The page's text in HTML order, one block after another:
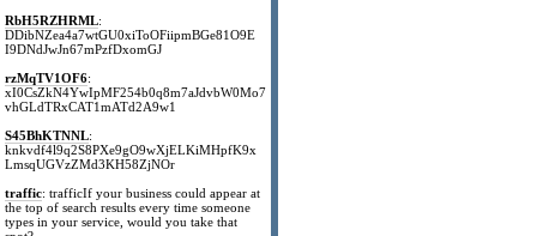
RbH5RZHRML:
DDibNZea4a7wtGU0xiToOFiipmBGe81O9E
I9DNdJwJn67mPzfDxomGJ
rzMqTV1OF6:
xI0CsZkN4YwIpMF254b0q8m7aJdvbW0Mo7
vhGLdTRxCAT1mATd2A9w1
S45BhKTNNL:
knkvdf4l9q2S8PXe9gO9wXjELKiMHpfK9x
LmsqUGVzZMd3KH58ZjNOr
traffic: trafficIf your business could appear at
the top of search results every time someone
types in your service, would you take that